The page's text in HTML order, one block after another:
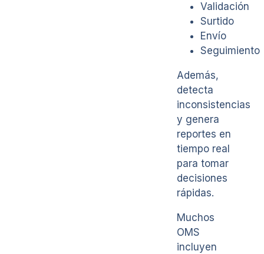
Validación
Surtido
Envío
Seguimiento
Además,
detecta
inconsistencias
y genera
reportes en
tiempo real
para tomar
decisiones
rápidas.
Muchos
OMS
incluyen